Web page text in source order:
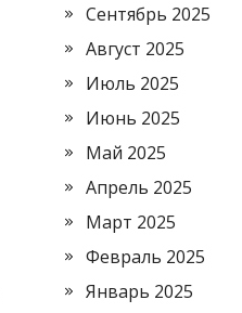
Сентябрь 2025
Август 2025
Июль 2025
Июнь 2025
Май 2025
Апрель 2025
Март 2025
Февраль 2025
Январь 2025